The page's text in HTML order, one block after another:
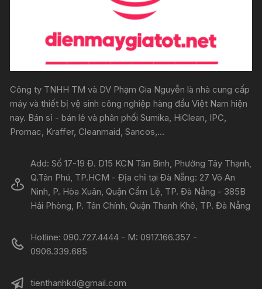
Công ty TNHH TM và DV Phạm Gia Nguyễn là nhà cung cấp
máy và thiết bị vệ sinh công nghiệp hàng đầu Việt Nam hiện
nay. Bán sỉ - bán lẻ và phân phối Sumika, HiClean, IPC,
Promac, Kraffer, Cleanmaid, Sancos,...
Add: Số 17-19 Đ. D15 KCN Tân Bình, Phường Tây Thạnh,
Q.Tân Phú, TP.HCM - Địa chỉ tại Đà Nẵng: 27 Võ An
Ninh, P. Hòa Xuân, Quận Cẩm Lệ, TP. Đà Nẵng - 385B
Hải Phòng, P. Tân Chính, Quận Thanh Khê, TP. Đà Nẵng
Hotline: 090.727.4444 - M: 0917.166.357 -
0906.339.685
tienthanhkd@gmail.com